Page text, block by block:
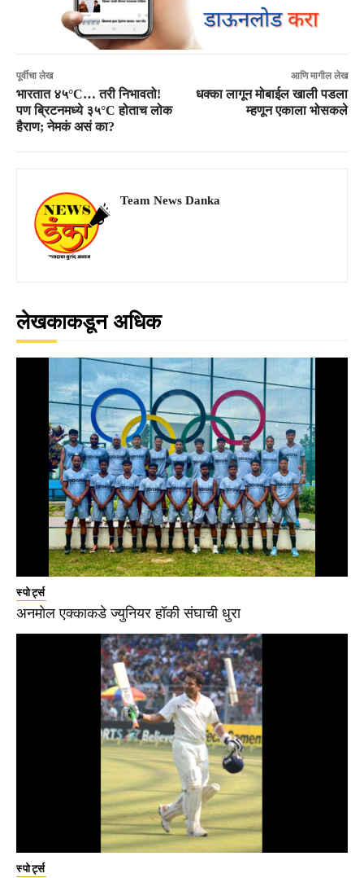
पूर्वीचा लेख
भारतात ४५°C… तरी निभावतो!
पण ब्रिटनमध्ये ३५°C होताच लोक
हैराण; नेमकं असं का?
आणि मागील लेख
धक्का लागून मोबाईल खाली पडला
म्हणून एकाला भोसकले
Team News Danka
लेखकाकडून अधिक
स्पोर्ट्स
अनमोल एक्काकडे ज्युनियर हॉकी संघाची धुरा
स्पोर्ट्स